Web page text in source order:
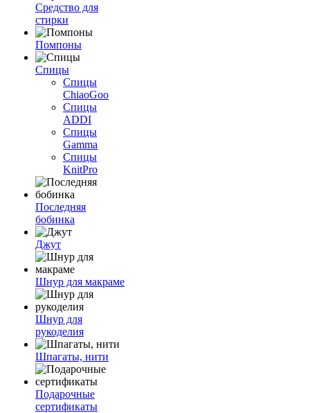
Средство для
стирки
Помпоны
Спицы
Спицы
ChiaoGoo
Спицы
ADDI
Спицы
Gamma
Спицы
KnitPro
Последняя
бобинка
Джут
Шнур для макраме
Шнур для
рукоделия
Шпагаты, нити
Подарочные
сертификаты